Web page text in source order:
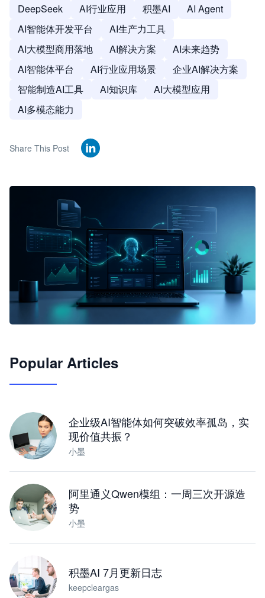
DeepSeek AI行业应用 积墨AI
AI Agent
AI智能体开发平台
AI生产力工具
AI大模型商用落地
AI解决方案
AI未来趋势
AI智能体平台
AI行业应用场景
企业AI解决方案
智能制造AI工具
AI知识库
AI大模型应用
AI多模态能力
Share This Post
JimoClaw 桌面 AI Agent 工作台
Popular Articles
企业级AI智能体如何突破效率孤岛，实
现价值共振？
小墨
阿里通义Qwen模组：一周三次开源造
势
小墨
积墨AI 7月更新日志
keepcleargas